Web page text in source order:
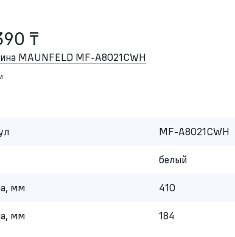
₸
MAUNFELD MF-A8021CWH
MF-A8021CWH
белый
мм 410
мм 184